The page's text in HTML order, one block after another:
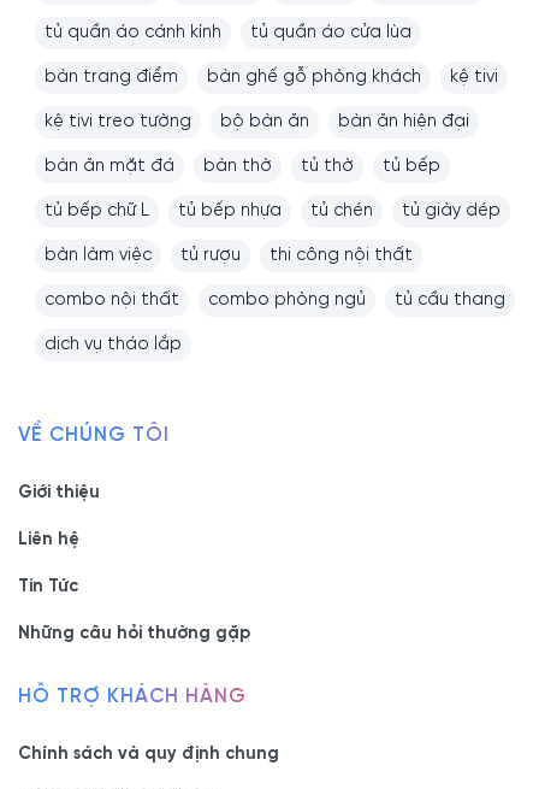
tủ quần áo cánh kính tủ quần áo cửa lùa
bàn trang điểm bàn ghế gỗ phòng khách kệ tivi
kệ tivi treo tường bộ bàn ăn bàn ăn hiện đại
bàn ăn mặt đá bàn thờ tủ thờ tủ bếp
tủ bếp chữ L tủ bếp nhựa tủ chén tủ giày dép
bàn làm việc tủ rượu thi công nội thất
combo nội thất combo phòng ngủ tủ cầu thang
dịch vụ tháo lắp
VỀ CHÚNG TÔI
Giới thiệu
Liên hệ
Tin Tức
Những câu hỏi thường gặp
HỖ TRỢ KHÁCH HÀNG
Chính sách và quy định chung